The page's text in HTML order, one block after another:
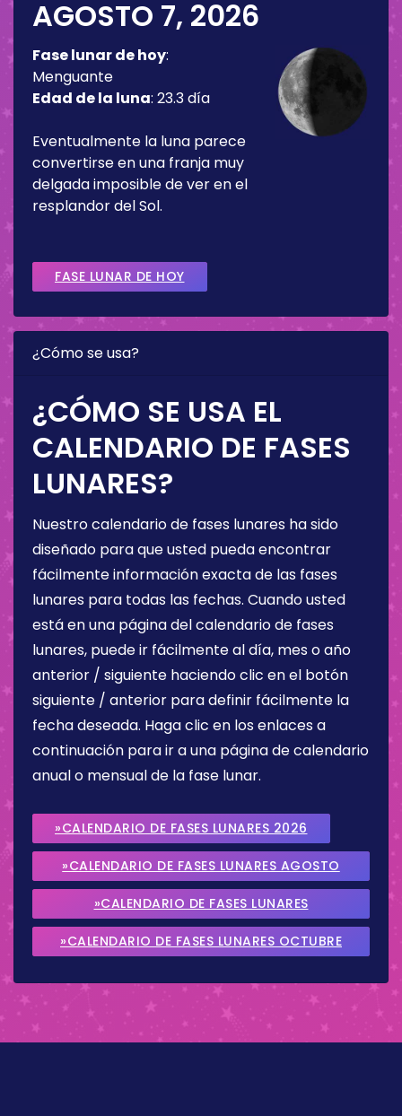
AGOSTO 7, 2026
Fase lunar de hoy:
Menguante
Edad de la luna: 23.3 día
Eventualmente la luna parece
convertirse en una franja muy
delgada imposible de ver en el
resplandor del Sol.
FASE LUNAR DE HOY
¿Cómo se usa?
¿CÓMO SE USA EL
CALENDARIO DE FASES
LUNARES?
Nuestro calendario de fases lunares ha sido
diseñado para que usted pueda encontrar
fácilmente información exacta de las fases
lunares para todas las fechas. Cuando usted
está en una página del calendario de fases
lunares, puede ir fácilmente al día, mes o año
anterior / siguiente haciendo clic en el botón
siguiente / anterior para definir fácilmente la
fecha deseada. Haga clic en los enlaces a
continuación para ir a una página de calendario
anual o mensual de la fase lunar.
»CALENDARIO DE FASES LUNARES 2026
»CALENDARIO DE FASES LUNARES AGOSTO
2026
»CALENDARIO DE FASES LUNARES
SEPTIEMBRE 2026
»CALENDARIO DE FASES LUNARES OCTUBRE